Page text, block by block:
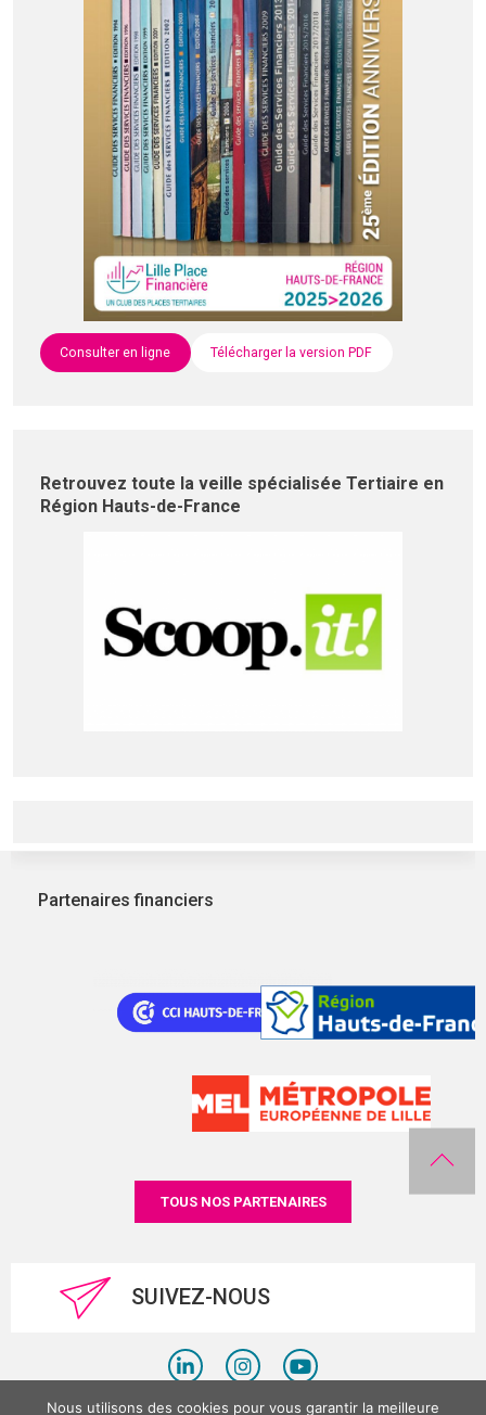
Consulter en ligne Télécharger la version PDF
Retrouvez toute la veille spécialisée Tertiaire en
Région Hauts-de-France
Partenaires financiers
TOUS NOS PARTENAIRES
SUIVEZ-NOUS
Nous utilisons des cookies pour vous garantir la meilleure